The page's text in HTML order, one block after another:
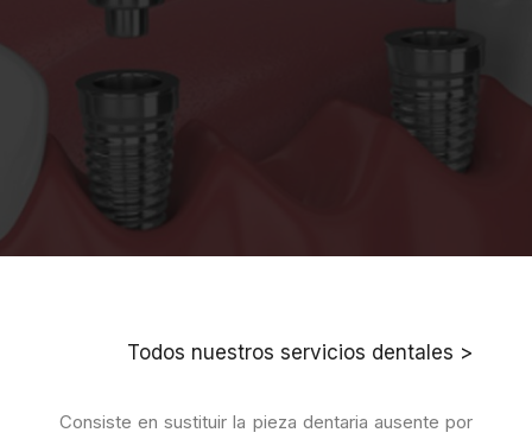
Todos nuestros servicios dentales >
Consiste en sustituir la pieza dentaria ausente por